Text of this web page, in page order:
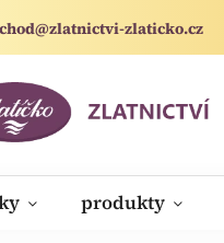
zlaticko.cz
produkty